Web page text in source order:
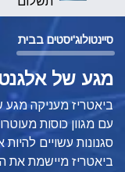
סיינטולוג'יסטים בבית
מגע של
ביאטריז מעניקה
עם מגוון כוסות
סגנונות עשויים